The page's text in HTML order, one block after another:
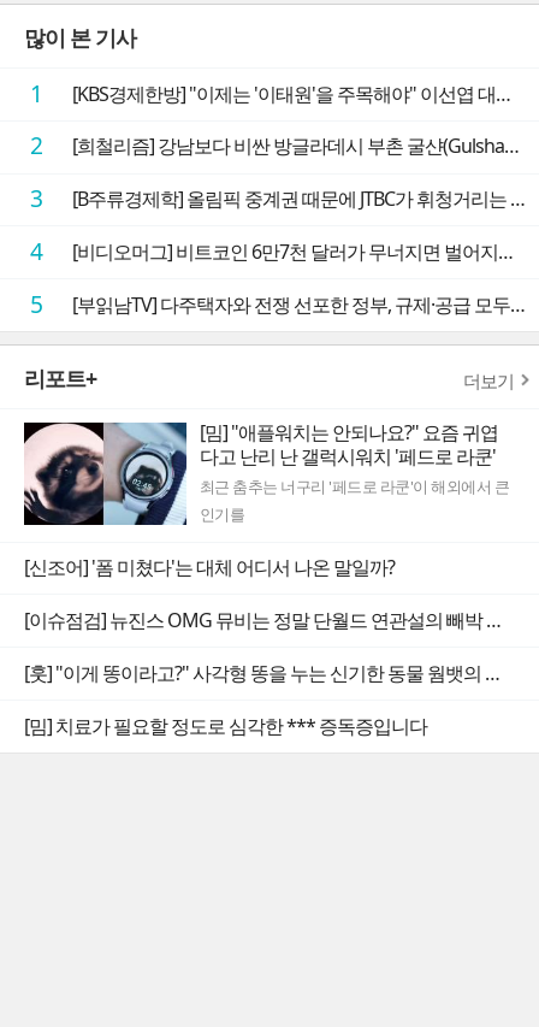
많이 본 기사
1 [KBS경제한방] "이제는 '이태원'을 주목해야" 이선엽 대표가 말하는 AI 시대 투자 성과를 가르는 지점들
2 [희철리즘] 강남보다 비싼 방글라데시 부촌 굴샨(Gulshan)의 극단적인 모습에 충격을 받다
3 [B주류경제학] 올림픽 중계권 때문에 JTBC가 휘청거리는 이유
4 [비디오머그] 비트코인 6만7천 달러가 무너지면 벌어지는 일
5 [부읽남TV] 다주택자와 전쟁 선포한 정부, 규제·공급 모두 실효성 의문
리포트+ 더보기
[밈] "애플워치는 안되나요?" 요즘 귀엽
다고 난리 난 갤럭시워치 '페드로 라쿤'
최근 춤추는 너구리 '페드로 라쿤'이 해외에서 큰
인기를
[신조어] '폼 미쳤다'는 대체 어디서 나온 말일까?
[이슈점검] 뉴진스 OMG 뮤비는 정말 단월드 연관설의 빼박 증거일까
[훗] "이게 똥이라고?" 사각형 똥을 누는 신기한 동물 웜뱃의 비밀
[밈] 치료가 필요할 정도로 심각한 *** 증독증입니다